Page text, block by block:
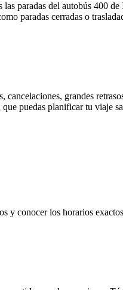
paradas del autobús 400 de
paradas cerradas o
grandes
puedas planificar tu viaje
y conocer los horarios